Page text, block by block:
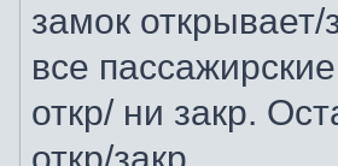
замок
все
откр/ ни закр.